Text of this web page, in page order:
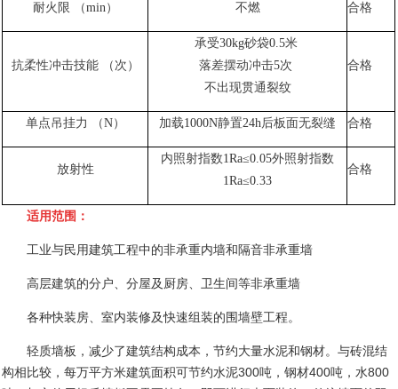
耐火限 （min） 不燃 合格
抗柔性冲击技能 （次）
承受30kg砂袋0.5米
落差摆动冲击5次
不出现贯通裂纹
合格
单点吊挂力 （N） 加载1000N静置24h后板面无裂缝 合格
放射性
内照射指数1Ra≤0.05外照射指数
1Ra≤0.33
合格
适用范围：
工业与民用建筑工程中的非承重内墙和隔音非承重墙
高层建筑的分户、分屋及厨房、卫生间等非承重墙
各种快装房、室内装修及快速组装的围墙壁工程。
轻质墙板，减少了建筑结构成本，节约大量水泥和钢材。与砖混结
构相比较，每万平方米建筑面积可节约水泥300吨，钢材400吨，水800